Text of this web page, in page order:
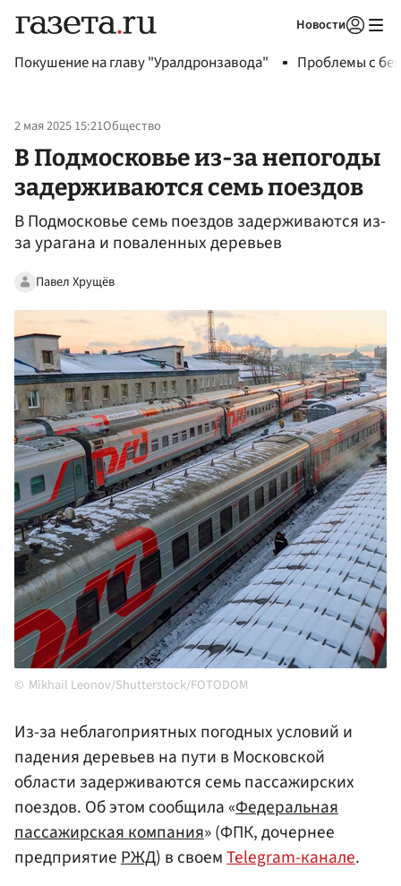
Новости
Покушение на главу "Уралдронзавода" Проблемы с
2 мая 2025 15:21Общество
В Подмосковье из-за непогоды
задерживаются семь поездов
В Подмосковье семь поездов задерживаются из-
за урагана и поваленных деревьев
Павел Хрущёв
Mikhail Leonov/Shutterstock/FOTODOM
Из-за неблагоприятных погодных условий и
падения деревьев на пути в Московской
области задерживаются семь пассажирских
поездов. Об этом сообщила «Федеральная
пассажирская компания» (ФПК, дочернее
предприятиеРЖД) в своемTelegram-канале.